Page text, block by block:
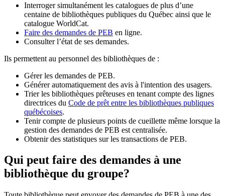
Interroger simultanément les catalogues de plus d’une
centaine de bibliothèques publiques du Québec ainsi que le
catalogue WorldCat.
Faire des demandes de PEB en ligne.
Consulter l’état de ses demandes.
Ils permettent au personnel des bibliothèques de :
Gérer les demandes de PEB.
Générer automatiquement des avis à l'intention des usagers.
Trier les bibliothèques prêteuses en tenant compte des lignes
directrices du Code de prêt entre les bibliothèques publiques
québécoises.
Tenir compte de plusieurs points de cueillette même lorsque la
gestion des demandes de PEB est centralisée.
Obtenir des statistiques sur les transactions de PEB.
Qui peut faire des demandes à une
bibliothèque du groupe?